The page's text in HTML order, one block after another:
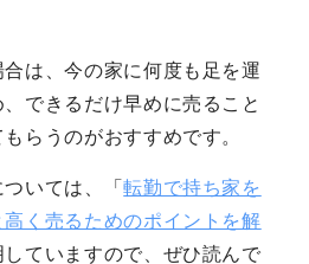
は、今の家に何度も足を運
できるだけ早めに売ること
らうのがおすすめです。
いては、「転勤で持ち家を
く売るためのポイントを解
していますので、ぜひ読んで